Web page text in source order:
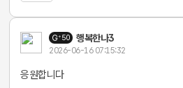
50 행복한나3
2026-06-16 07:15:32
응원합니다